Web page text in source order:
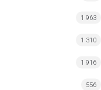
1 963
1 310
1 916
556